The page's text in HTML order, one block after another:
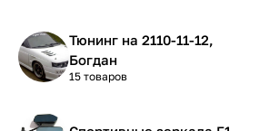
Тюнинг на 2110-11-12,
Богдан
15 товаров